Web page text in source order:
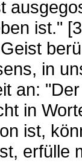
ist."
in
an:
in
ist,